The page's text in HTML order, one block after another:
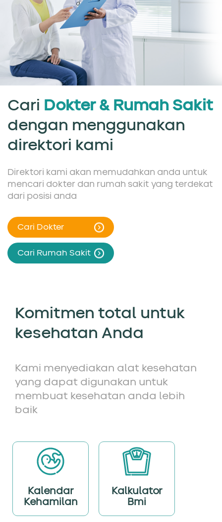
Cari Dokter & Rumah Sakit
dengan menggunakan
direktori kami
Direktori kami akan memudahkan anda untuk
mencari dokter dan rumah sakit yang terdekat
dari posisi anda
Cari Dokter
Cari Rumah Sakit
Komitmen total untuk
kesehatan Anda
Kami menyediakan alat kesehatan
yang dapat digunakan untuk
membuat kesehatan anda lebih
baik
Kalendar
Kehamilan
Kalkulator
Bmi